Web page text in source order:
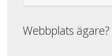
Webbplats ägare?